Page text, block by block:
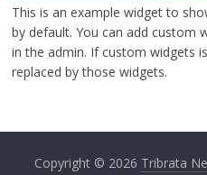
This is an example widget to
by default. You can add custom
in the admin. If custom widgets
replaced by those widgets.
Copyright © 2026 Tribrata